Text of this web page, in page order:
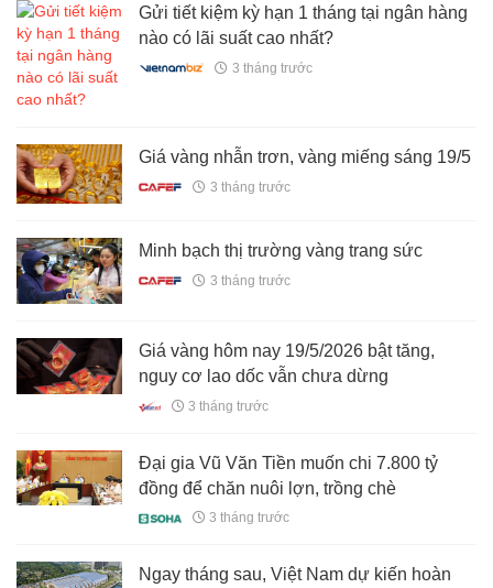
Gửi tiết kiệm kỳ hạn 1 tháng tại ngân hàng
nào có lãi suất cao nhất?
3 tháng trước
Giá vàng nhẫn trơn, vàng miếng sáng 19/5
3 tháng trước
Minh bạch thị trường vàng trang sức
3 tháng trước
Giá vàng hôm nay 19/5/2026 bật tăng,
nguy cơ lao dốc vẫn chưa dừng
3 tháng trước
Đại gia Vũ Văn Tiền muốn chi 7.800 tỷ
đồng để chăn nuôi lợn, trồng chè
3 tháng trước
Ngay tháng sau, Việt Nam dự kiến hoàn